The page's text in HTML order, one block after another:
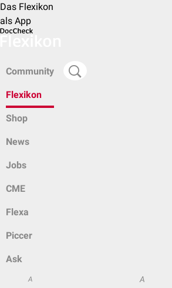
Das Flexikon
als App
Community
Flexikon
Shop
News
Jobs
CME
Flexa
Piccer
Ask
A A